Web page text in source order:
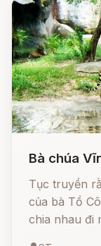
đào mương,
sống ấm no.
Bà chúa
Tục truyền
của bà Tồ Cô. Khi các
chia nhau đi